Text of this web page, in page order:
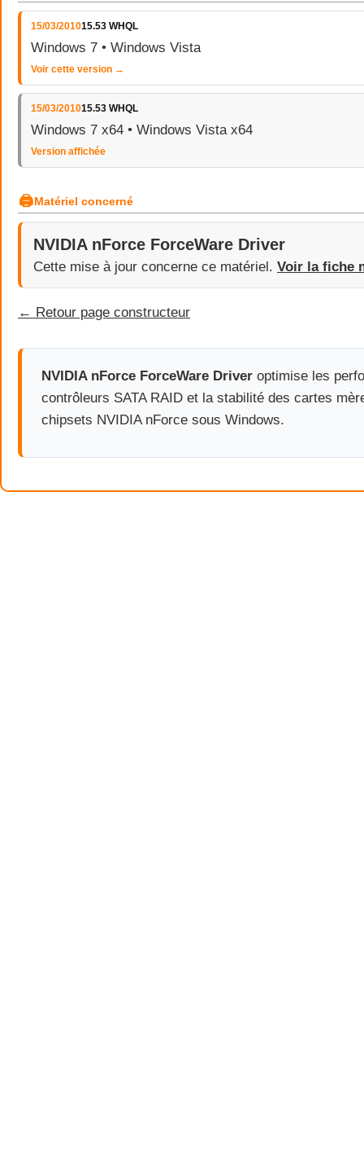
15/03/201015.53 WHQL
Windows 7 • Windows Vista
Voir cette version →
15/03/201015.53 WHQL
Windows 7 x64 • Windows Vista x64
Version affichée
🖨Matériel concerné
NVIDIA nForce ForceWare Driver
Cette mise à jour concerne ce matériel. Voir la fiche
← Retour page constructeur
NVIDIA nForce ForceWare Driver optimise les
contrôleurs SATA RAID et la stabilité des cartes
chipsets NVIDIA nForce sous Windows.